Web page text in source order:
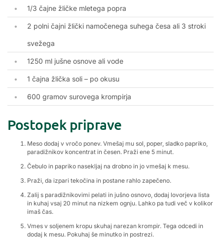
1/3 čajne žličke mletega popra
2 polni čajni žlički namočenega suhega česa ali 3 stroki
svežega
1250 ml jušne osnove ali vode
1 čajna žlička soli – po okusu
600 gramov surovega krompirja
Postopek priprave
Meso dodaj v vročo ponev. Vmešaj mu sol, poper, sladko papriko,
paradižnikov koncentrat in česen. Praži ene 5 minut.
Čebulo in papriko nasekljaj na drobno in jo vmešaj k mesu.
Praži, da izpari tekočina in postane rahlo zapečeno.
Zalij s paradižnikovimi pelati in jušno osnovo, dodaj lovorjeva lista
in kuhaj vsaj 20 minut na nizkem ognju. Lahko pa tudi več v kolikor
imaš čas.
Vmes v soljenem kropu skuhaj narezan krompir. Tega odcedi in
dodaj k mesu. Pokuhaj še minutko in postrezi.